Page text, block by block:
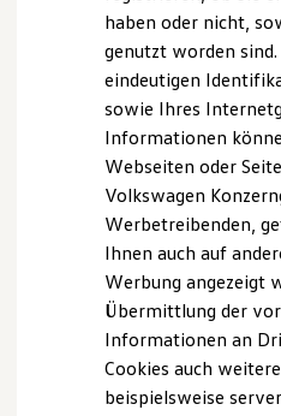
Digitale Extras
Schnittstellen
Hybridautos
Marke und Erlebnis
Volkswagen R und R
R-Modelle
R Experience
Driving Experience
Factory visit
Lifestyle Shop
Golf Kollektion
ID. Kollektion
Volkswagen
GTI Kollektion
Fußball Drop
Datenschutzerklärungen
Lizenzhinweise Dritter
Angaben zum Digital Services Act
Produktsicherheitsinformationen
Disclaimer von Volkswagen
Abbildung kann je nach
Auslieferungsstand
Die in dieser Darstellung
deutschen Lieferprogramm
teilweise
haben oder nicht,
genutzt worden
eindeutigen
sowie Ihres
Informationen
Webseiten oder
Volkswagen
Werbetreibenden,
Ihnen auch auf
Werbung angezeigt
Übermittlung der
Informationen an
Cookies auch
beispielsweise